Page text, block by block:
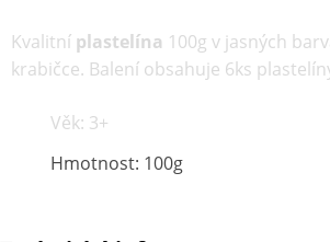
Kvalitní plastelína 100g v jasných
krabičce. Balení obsahuje 6ks
Věk: 3+
Hmotnost: 100g